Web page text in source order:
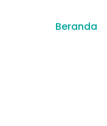
Beranda